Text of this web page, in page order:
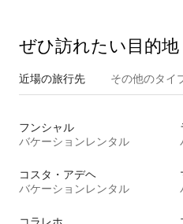
ぜひ訪⁠れ⁠た⁠い目⁠的⁠地
近場の旅行先 その他のタ⁠イ⁠
フンシャル
バケーションレンタル
コスタ・アデヘ
バケーションレンタル